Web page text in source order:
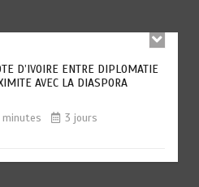
D’IVOIRE ENTRE DIPLOMATIE
AVEC LA DIASPORA
minutes 3 jours
FAIT L’ANATOMIE DU